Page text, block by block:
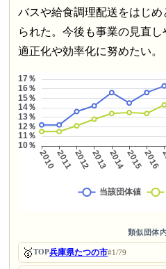
バスや給食調理配送をはじ
られた。今後も事業の見直
適正化や効率化に努めたい。
類似団体
🥇TOP兵庫県たつの市#1/79